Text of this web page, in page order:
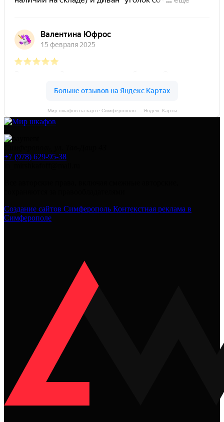
Мир шкафов на карте Симферополя — Яндекс Карты
+7 (978) 629-95-38
Создание сайтов Симферополь Контекстная реклама в
Симферополе